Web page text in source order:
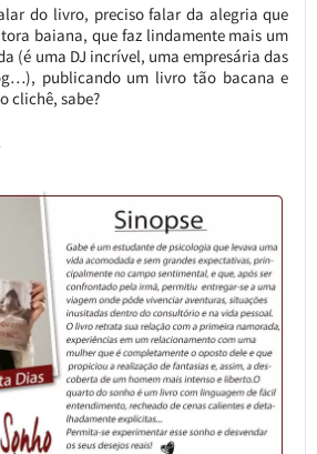
do livro, preciso falar da alegria que
baiana, que faz lindamente mais um
(é uma DJ incrível, uma empresária das
publicando um livro tão bacana e
clichê, sabe?